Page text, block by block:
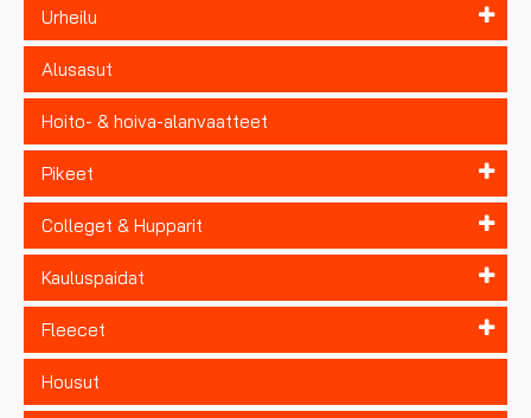
Urheilu
Alusasut
Hoito- & hoiva-alanvaatteet
Pikeet
Colleget & Hupparit
Kauluspaidat
Fleecet
Housut